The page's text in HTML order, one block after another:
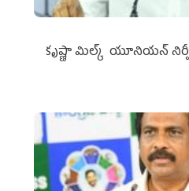
కృష్ణా మిల్క్‌ యూనియన్‌